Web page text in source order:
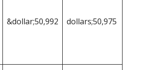
&dollar;50,992 dollars;50,975